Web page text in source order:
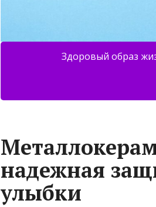
Здоровый образ
надежная
улыбки